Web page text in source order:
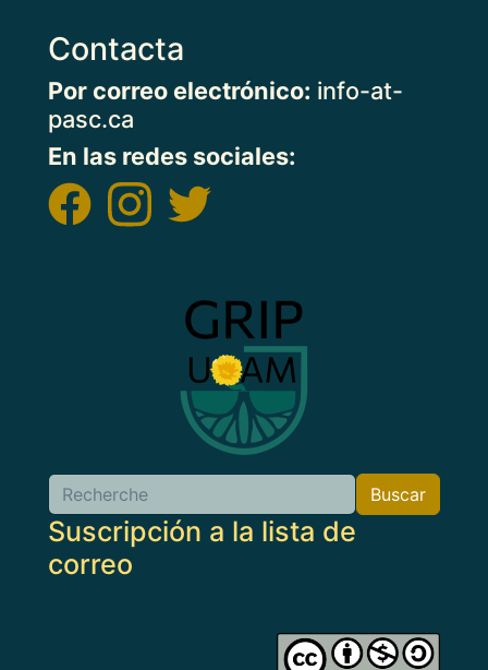
Contacta
Por correo electrónico: info-at-
pasc.ca
En las redes sociales:
Buscar Buscar
Suscripción a la lista de
correo